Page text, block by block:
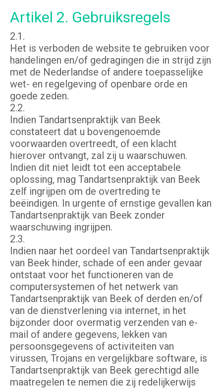
Artikel 2. Gebruiksregels
2.1.
Het is verboden de website te gebruiken voor
handelingen en/of gedragingen die in strijd zijn
met de Nederlandse of andere toepasselijke
wet- en regelgeving of openbare orde en
goede zeden.
2.2.
Indien Tandartsenpraktijk van Beek
constateert dat u bovengenoemde
voorwaarden overtreedt, of een klacht
hierover ontvangt, zal zij u waarschuwen.
Indien dit niet leidt tot een acceptabele
oplossing, mag Tandartsenpraktijk van Beek
zelf ingrijpen om de overtreding te
beëindigen. In urgente of ernstige gevallen kan
Tandartsenpraktijk van Beek zonder
waarschuwing ingrijpen.
2.3.
Indien naar het oordeel van Tandartsenpraktijk
van Beek hinder, schade of een ander gevaar
ontstaat voor het functioneren van de
computersystemen of het netwerk van
Tandartsenpraktijk van Beek of derden en/of
van de dienstverlening via internet, in het
bijzonder door overmatig verzenden van e-
mail of andere gegevens, lekken van
persoonsgegevens of activiteiten van
virussen, Trojans en vergelijkbare software, is
Tandartsenpraktijk van Beek gerechtigd alle
maatregelen te nemen die zij redelijkerwijs